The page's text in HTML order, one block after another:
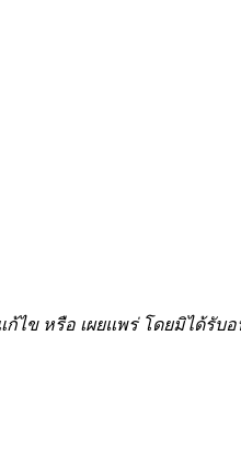
ไข หรือ เผยแพร่ โดยมิได้รั